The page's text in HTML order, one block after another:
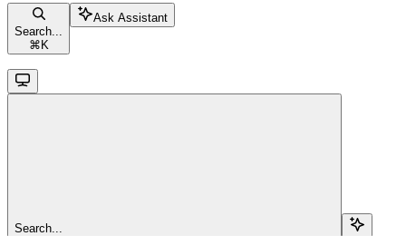
Search...
⌘ K
Ask Assistant
Search...